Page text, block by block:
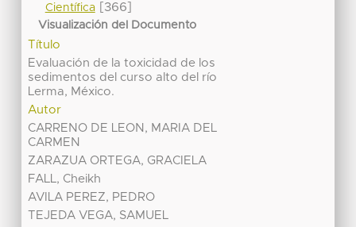
Científica[366]
Visualización del Documento
Título
Evaluación de la toxicidad de los
sedimentos del curso alto del río
Lerma, México.
Autor
CARRENO DE LEON, MARIA DEL
CARMEN
ZARAZUA ORTEGA, GRACIELA
FALL, Cheikh
AVILA PEREZ, PEDRO
TEJEDA VEGA, SAMUEL